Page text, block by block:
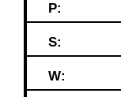
P:
S:
W: